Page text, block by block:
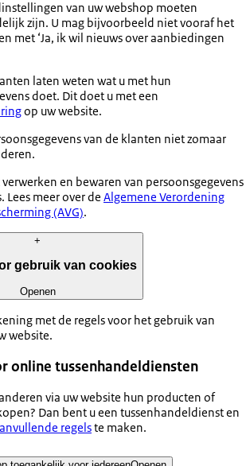
van uw webshop moeten
zijn. U mag bijvoorbeeld niet vooraf het
met ‘Ja, ik wil nieuws over aanbiedingen
laten weten wat u met hun
doet. Dit doet u met een
op uw website.
van de klanten niet zomaar
en bewaren van persoonsgegevens
Lees meer over de Algemene Verordening
(AVG).
+
gebruik van cookies
Openen
met de regels voor het gebruik van
website.
online tussenhandeldiensten
via uw website hun producten of
Dan bent u een tussenhandeldienst en
regelste maken.